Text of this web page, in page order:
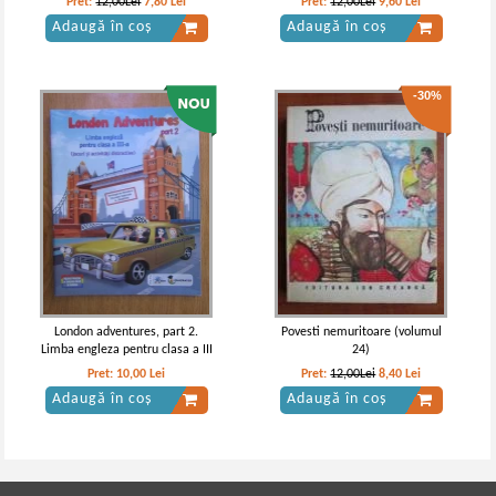
Adaugă în coș Adaugă în coș
London adventures, part 2.
Limba engleza pentru clasa a III
- a
Pret: 10,00 Lei
Adaugă în coș
-30%
Povesti nemuritoare (volumul
24)
Pret:12,00Lei 8,40 Lei
Adaugă în coș